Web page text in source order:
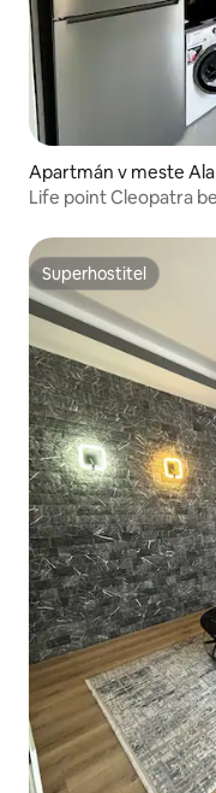
Apartmán v meste
Life point Cleopatra
Superhostiteľ
Superhostiteľ